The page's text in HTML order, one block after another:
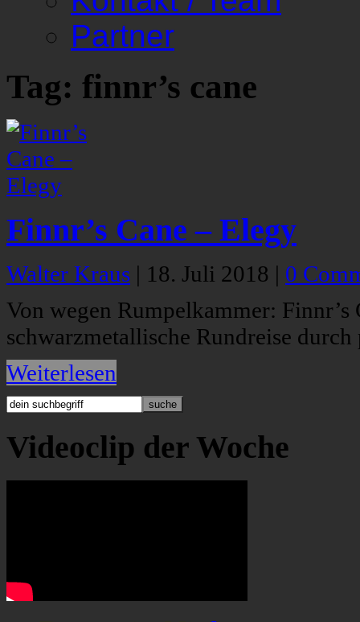
Partner
Tag: finnr’s cane
Finnr’s Cane – Elegy
Walter Kraus | 18. Juli 2018 | 0
Von wegen Rumpelkammer:
schwarzmetallische Rundreise
Weiterlesen
Videoclip der Woche